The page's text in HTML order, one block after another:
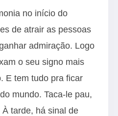
no início do
de atrair as pessoas
admiração. Logo
o seu signo mais
E tem tudo pra ficar
mundo. Taca-le pau,
tarde, há sinal de